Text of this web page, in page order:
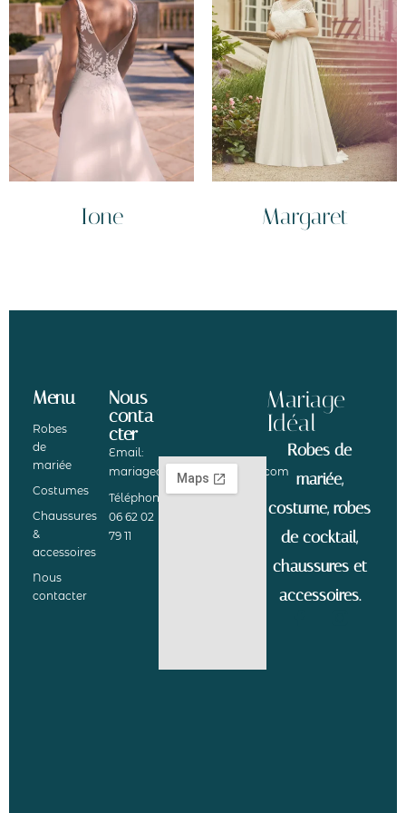
Ione Margaret
Mariage
Idéal
Robes de
mariée,
costume, robes
de cocktail,
chaussures et
accessoires.
Menu
Robes
de
mariée
Costumes
Chaussures
&
accessoires
Nous
contacter
Nous
conta
cter
Email:
mariagedevosreves@gmail.com
Téléphone:
06 62 02
79 11